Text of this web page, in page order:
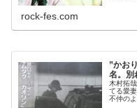
rock-fes.com
”かお
名。別
木村拓
てる愛
不仲の